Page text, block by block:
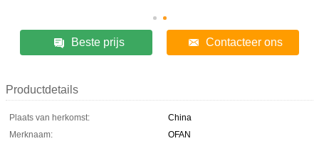
Beste prijs Contacteer ons
Productdetails
Plaats van herkomst:
China
Merknaam:
OFAN